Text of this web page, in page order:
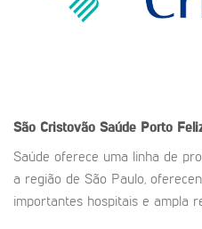
São Cristovão Saúde Porto
Saúde oferece uma linha de
a região de São Paulo,
importantes hospitais e ampla